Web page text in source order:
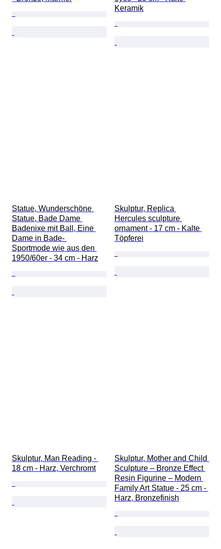
Keramik
Statue, Wunderschöne
Statue, Bade Dame
Badenixe mit Ball, Eine
Dame in Bade-
Sportmode wie aus den
1950/60er - 34 cm - Harz
Skulptur, Replica
Hercules sculpture
ornament - 17 cm - Kalte
Töpferei
Skulptur, Man Reading -
18 cm - Harz, Verchromt
Skulptur, Mother and Child
Sculpture – Bronze Effect
Resin Figurine – Modern
Family Art Statue - 25 cm -
Harz, Bronzefinish